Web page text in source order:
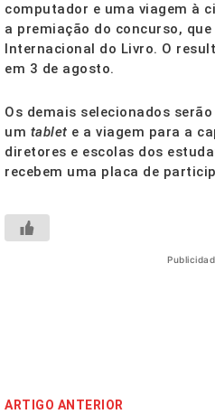
computador e uma viagem à
a premiação do concurso,
Internacional do Livro. O
em 3 de agosto.
Os demais selecionados
um tablet e a viagem para a
diretores e escolas dos
recebem uma placa de
ARTIGO ANTERIOR